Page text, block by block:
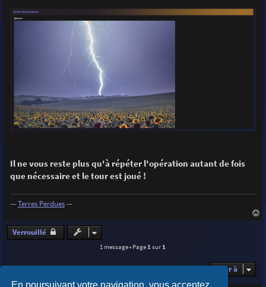
En poursuivant votre navigation, vous acceptez
Il ne vous reste plus qu'à répéter l'opération autant de fois
que nécessaire et le tour est joué !
—Terres Perdues—
a
Verrouillé
1 message • Page 1 sur 1
Aller à